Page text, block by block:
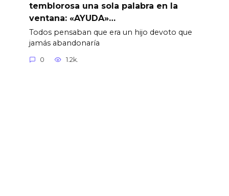
temblorosa una sola palabra en la
ventana: «AYUDA»…
Todos pensaban que era un hijo devoto que
jamás abandonaría
0 1.2k.